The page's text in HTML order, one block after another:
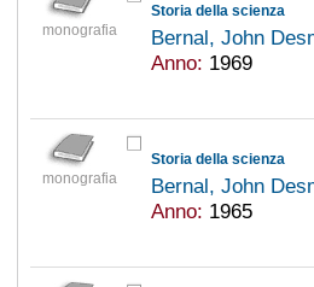
monografia
Storia della scienza
Bernal, John
Anno: 1969
monografia
Storia della scienza
Bernal, John
Anno: 1965